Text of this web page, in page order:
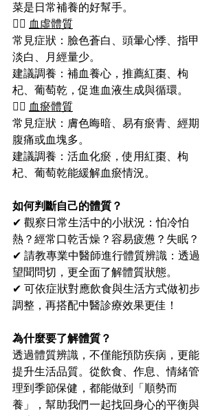
菜是日常補養的好幫手。
🙆‍♀️ 血虛體質
常見症狀：臉色蒼白、頭暈心悸、指甲
淡白、月經量少。
建議調養：補血養心，推薦紅棗、枸
杞、葡萄乾，促進血液生成與循環。
🙆‍♀️ 血瘀體質
常見症狀：膚色晦暗、易有瘀青、經期
腹痛或血塊多。
建議調養：活血化瘀，使用紅棗、枸
杞、葡萄乾能緩解血瘀情況。
如何判斷自己的體質？
✔ 觀察日常生活中的小狀況：怕冷怕
熱？經常口乾舌燥？容易疲憊？失眠？
✔ 請教專業中醫師進行體質辨識：透過
望聞問切，更全面了解體質狀態。
✔ 可依症狀對應飲食與生活方式做初步
調整，再搭配中醫診療效果更佳！
為什麼要了解體質？
透過體質辨識，不僅能預防疾病，更能
提升生活品質。從飲食、作息、情緒管
理到季節保健，都能做到「順勢而
養」，幫助我們一起找回身心的平衡與